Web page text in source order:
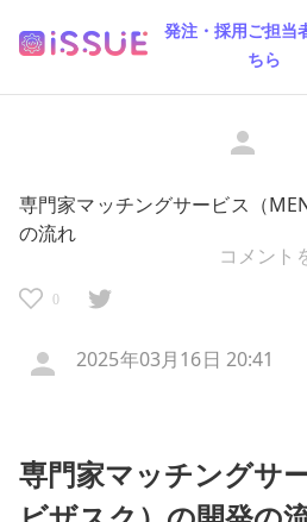
発注・採用ご担当
ちら
専門家マッチングサービス（
の流れ
0
2025年03月16日 20:41
専門家マッチングサ